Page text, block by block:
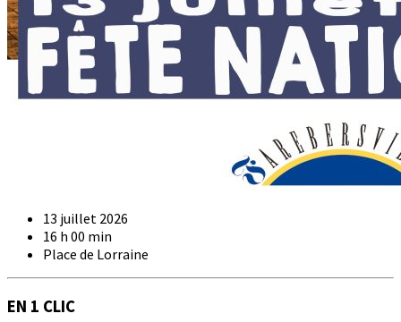
13 juillet 2026
16 h 00 min
Place de Lorraine
EN 1 CLIC